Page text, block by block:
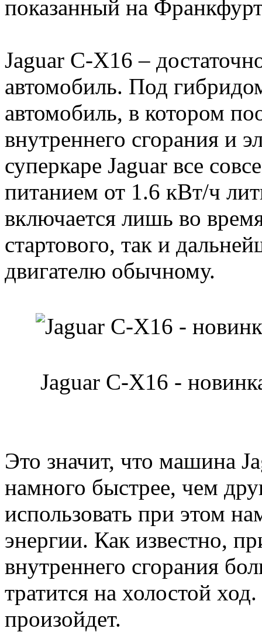
показанный на
Jaguar C-X16 –
автомобиль. Под
автомобиль, в котором
внутреннего сгорания и
суперкаре Jaguar все
питанием от 1.6 кВт/ч
включается лишь во
стартового, так и
двигателю обычному.
Jaguar C-X16 -
Это значит, что машина
намного быстрее, чем
использовать при этом
энергии. Как известно,
внутреннего сгорания
тратится на холостой
произойдет.